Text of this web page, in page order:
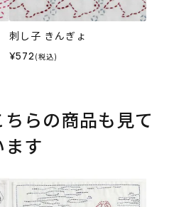
刺し子 きんぎょ
¥572 (税込)
らの商品も見て
ます